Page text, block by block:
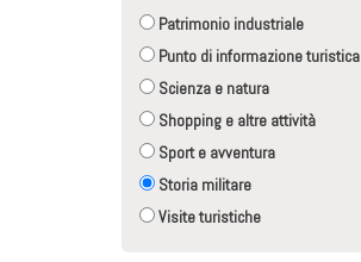
Patrimonio industriale
Punto di informazione turistica
Scienza e natura
Shopping e altre attività
Sport e avventura
Storia militare
Visite turistiche